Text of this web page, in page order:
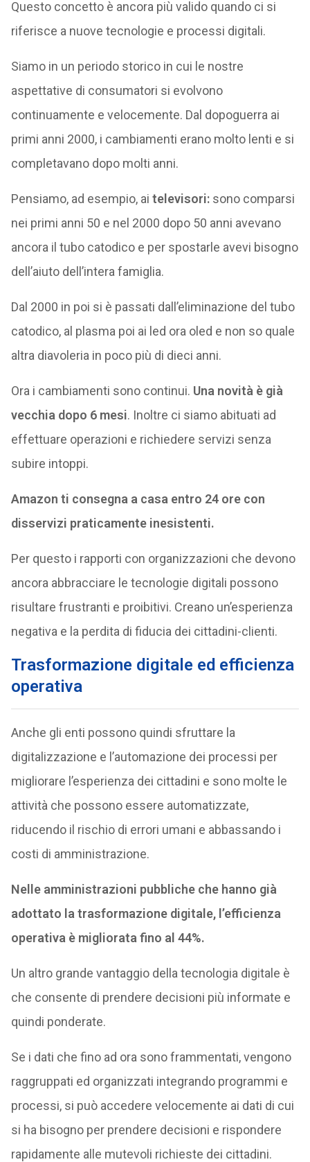
Questo concetto è ancora più valido quando ci si
riferisce a nuove tecnologie e processi digitali.
Siamo in un periodo storico in cui le nostre
aspettative di consumatori si evolvono
continuamente e velocemente. Dal dopoguerra ai
primi anni 2000, i cambiamenti erano molto lenti e si
completavano dopo molti anni.
Pensiamo, ad esempio, ai televisori:sono comparsi
nei primi anni 50 e nel 2000 dopo 50 anni avevano
ancora il tubo catodico e per spostarle avevi bisogno
dell’aiuto dell’intera famiglia.
Dal 2000 in poi si è passati dall’eliminazione del tubo
catodico, al plasma poi ai led ora oled e non so quale
altra diavoleria in poco più di dieci anni.
Ora i cambiamenti sono continui. Una novità è già
vecchia dopo 6 mesi. Inoltre ci siamo abituati ad
effettuare operazioni e richiedere servizi senza
subire intoppi.
Amazon ti consegna a casa entro 24 ore con
disservizi praticamente inesistenti.
Per questo i rapporti con organizzazioni che devono
ancora abbracciare le tecnologie digitali possono
risultare frustranti e proibitivi. Creano un’esperienza
negativa e la perdita di fiducia dei cittadini-clienti.
Trasformazione digitale ed efficienza
operativa
Anche gli enti possono quindi sfruttare la
digitalizzazione e l’automazione dei processi per
migliorare l’esperienza dei cittadini e sono molte le
attività che possono essere automatizzate,
riducendo il rischio di errori umani e abbassando i
costi di amministrazione.
Nelle amministrazioni pubbliche che hanno già
adottato la trasformazione digitale, l’efficienza
operativa è migliorata fino al 44%.
Un altro grande vantaggio della tecnologia digitale è
che consente di prendere decisioni più informate e
quindi ponderate.
Se i dati che fino ad ora sono frammentati, vengono
raggruppati ed organizzati integrando programmi e
processi, si può accedere velocemente ai dati di cui
si ha bisogno per prendere decisioni e rispondere
rapidamente alle mutevoli richieste dei cittadini.